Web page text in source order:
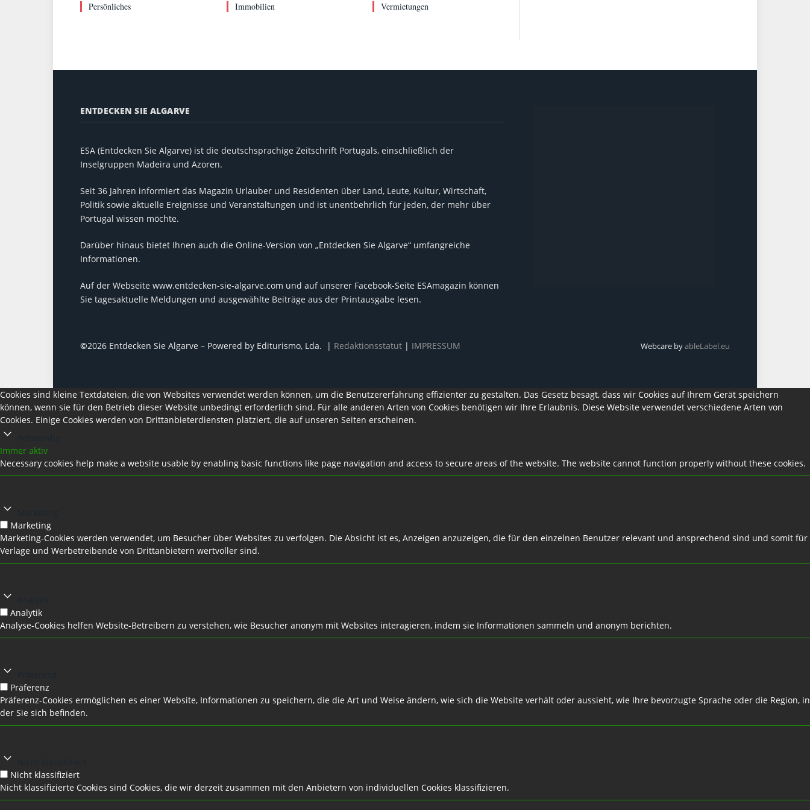
Persönliches Immobilien Vermietungen
ENTDECKEN SIE ALGARVE
ESA (Entdecken Sie Algarve) ist die deutschsprachige Zeitschrift Portugals, einschließlich der
Inselgruppen Madeira und Azoren.
Seit 36 Jahren informiert das Magazin Urlauber und Residenten über Land, Leute, Kultur, Wirtschaft,
Politik sowie aktuelle Ereignisse und Veranstaltungen und ist unentbehrlich für jeden, der mehr über
Portugal wissen möchte.
Darüber hinaus bietet Ihnen auch die Online-Version von „Entdecken Sie Algarve“ umfangreiche
Informationen.
Auf der Webseite www.entdecken-sie-algarve.com und auf unserer Facebook-Seite ESAmagazin können
Sie tagesaktuelle Meldungen und ausgewählte Beiträge aus der Printausgabe lesen.
©2026 Entdecken Sie Algarve – Powered by Editurismo, Lda. | Redaktionsstatut | IMPRESSUM Webcare byableLabel.eu
Cookies sind kleine Textdateien, die von Websites verwendet werden können, um die Benutzererfahrung effizienter zu gestalten. Das Gesetz besagt, dass wir Cookies auf Ihrem Gerät speichern
können, wenn sie für den Betrieb dieser Website unbedingt erforderlich sind. Für alle anderen Arten von Cookies benötigen wir Ihre Erlaubnis. Diese Website verwendet verschiedene Arten von
Cookies. Einige Cookies werden von Drittanbieterdiensten platziert, die auf unseren Seiten erscheinen.
Immer aktiv
Necessary cookies help make a website usable by enabling basic functions like page navigation and access to secure areas of the website. The website cannot function properly without these cookies.
Marketing
Marketing-Cookies werden verwendet, um Besucher über Websites zu verfolgen. Die Absicht ist es, Anzeigen anzuzeigen, die für den einzelnen Benutzer relevant und ansprechend sind und somit für
Verlage und Werbetreibende von Drittanbietern wertvoller sind.
Analytik
Analyse-Cookies helfen Website-Betreibern zu verstehen, wie Besucher anonym mit Websites interagieren, indem sie Informationen sammeln und anonym berichten.
Präferenz
Präferenz-Cookies ermöglichen es einer Website, Informationen zu speichern, die die Art und Weise ändern, wie sich die Website verhält oder aussieht, wie Ihre bevorzugte Sprache oder die Region, in
der Sie sich befinden.
Nicht klassifiziert
Nicht klassifizierte Cookies sind Cookies, die wir derzeit zusammen mit den Anbietern von individuellen Cookies klassifizieren.